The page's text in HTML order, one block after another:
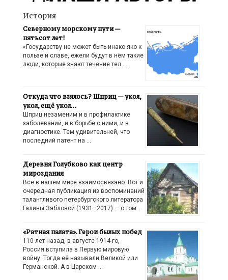
История
Северному морскому пути —
пятьсот лет!
«Государству не может быть инако яко к
пользе и славе, ежели будут в нём такие
люди, которые знают течение тел …
Откуда что взялось? Шприц — укол,
укол, ещё укол…
Шприц незаменим и в профилактике
заболеваний, и в борьбе с ними, и в
диагностике. Тем удивительней, что
последний патент на …
Деревня Голубково как центр
мироздания
Всё в нашем мире взаимосвязано. Вот и
очередная публикация из воспоминаний
талантливого петербургского литератора
Галины Зябловой (1931–2017) — о том …
«Ратная палата». Герои былых побед
110 лет назад, в августе 1914-го,
Россия вступила в Первую мировую
войну. Тогда её называли Великой или
Германской. А в Царском …